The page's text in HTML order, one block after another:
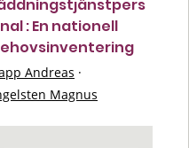
: En nationell
Andreas ·
Magnus